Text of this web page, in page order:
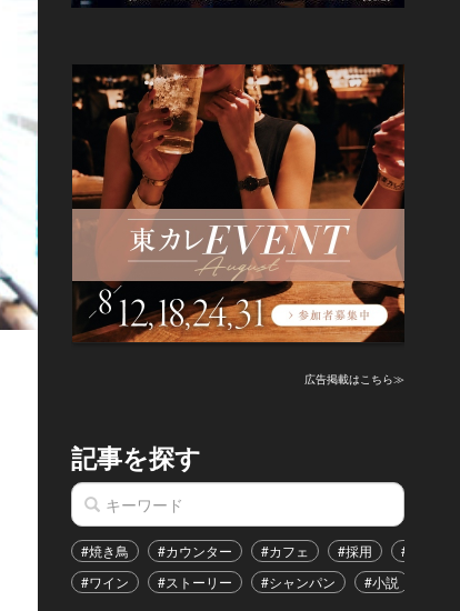
広告掲載はこちら≫
記事を探す
#焼き鳥 #カウンター #カフェ #採用
#恋愛
#ワイン
#ストーリー #シャンパン #小説